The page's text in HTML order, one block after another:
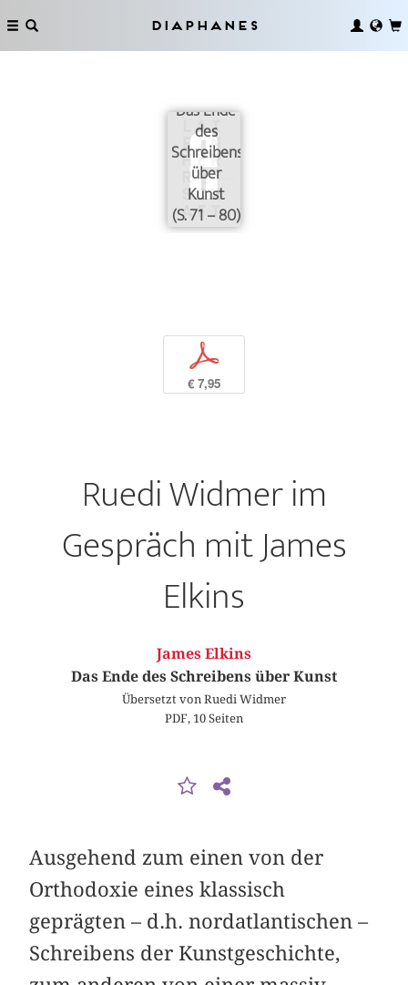
Diaphanes
Das Ende
des
Schreibens
über
Kunst
(S. 71 – 80)
p
€ 7,95
Ruedi Widmer im
Gespräch mit James
Elkins
James Elkins
Das Ende des Schreibens über Kunst
Übersetzt von Ruedi Widmer
PDF, 10 Seiten
Ausgehend zum einen von der
Orthodoxie eines klassisch
geprägten – d.h. nordatlantischen –
Schreibens der Kunstgeschichte,